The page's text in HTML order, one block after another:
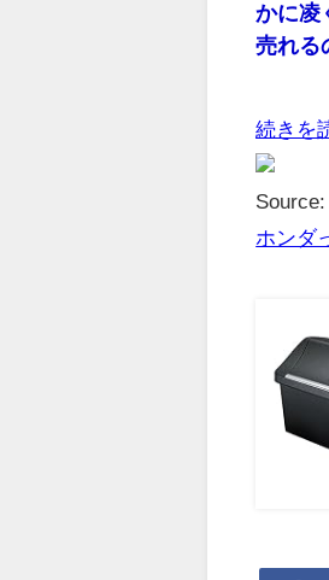
かに凌
売れる
続きを
ホンダ